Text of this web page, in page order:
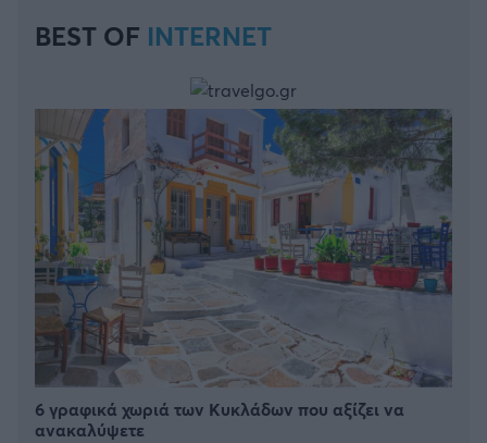
BEST OF INTERNET
6 γραφικά χωριά των Κυκλάδων που αξίζει να
ανακαλύψετε